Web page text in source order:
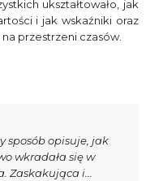
ukształtowało, jak
i jak wskaźniki oraz
przestrzeni czasów.
sposób opisuje, jak
wkradała się w
Zaskakująca i...